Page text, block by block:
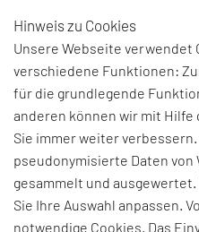
Beiträge und Interviews zu
und
Hinweis zu Cookies
Unsere Webseite verwendet
verschiedene Funktionen:
für die grundlegende
anderen können wir mit
Sie immer weiter
pseudonymisierte Daten
gesammelt und
Sie Ihre Auswahl anpassen.
notwendige Cookies. Das